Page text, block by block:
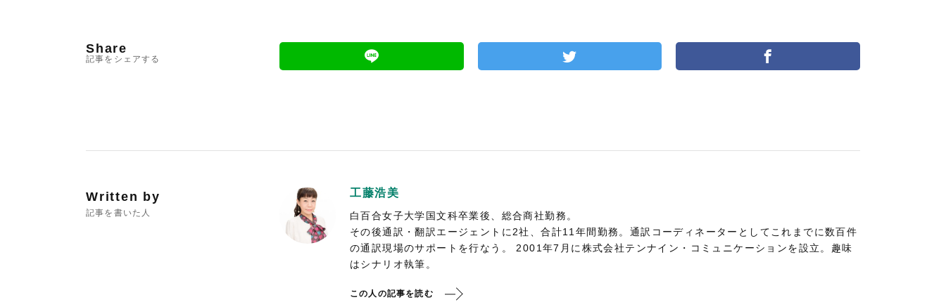
Share
記事をシェアする
Written by
記事を書いた人
工藤浩美
白百合女子大学国文科卒業後、総合商社勤務。
その後通訳・翻訳エージェントに2社、合計11年間勤務。通訳コーディネーターとしてこれまでに数百件
の通訳現場のサポートを行なう。 2001年7月に株式会社テンナイン・コミュニケーションを設立。趣味
はシナリオ執筆。
この人の記事を読む